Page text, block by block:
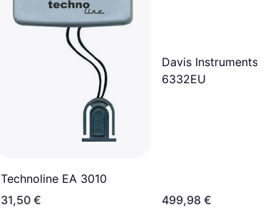
Technoline EA 3010
31,50 €
Davis Instruments
6332EU
499,98 €